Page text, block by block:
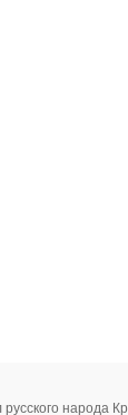
народа